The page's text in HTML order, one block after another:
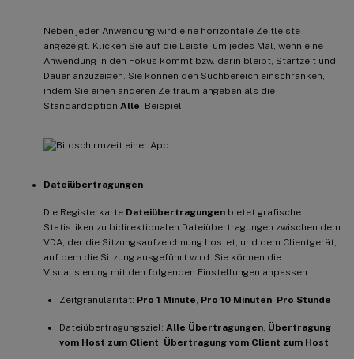
Neben jeder Anwendung wird eine horizontale Zeitleiste
angezeigt. Klicken Sie auf die Leiste, um jedes Mal, wenn eine
Anwendung in den Fokus kommt bzw. darin bleibt, Startzeit und
Dauer anzuzeigen. Sie können den Suchbereich einschränken,
indem Sie einen anderen Zeitraum angeben als die
Standardoption Alle . Beispiel:
Dateiübertragungen
Die Registerkarte Dateiübertragungen bietet grafische
Statistiken zu bidirektionalen Dateiübertragungen zwischen dem
VDA, der die Sitzungsaufzeichnung hostet, und dem Clientgerät,
auf dem die Sitzung ausgeführt wird. Sie können die
Visualisierung mit den folgenden Einstellungen anpassen:
Zeitgranularität: Pro 1 Minute Pro 10 Minuten Pro Stunde
Dateiübertragungsziel: Alle Übertragungen Übertragung
vom Host zum Client Übertragung vom Client zum Host